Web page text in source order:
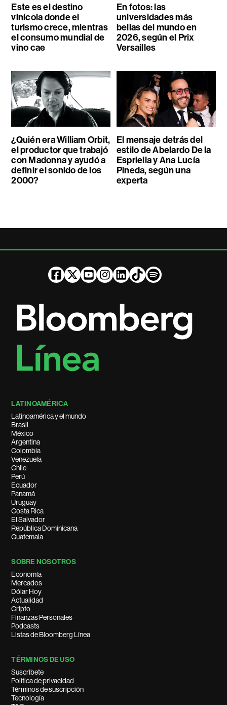
Este es el destino
vinícola donde el
turismo crece, mientras
el consumo mundial de
vino cae
En fotos: las
universidades más
bellas del mundo en
2026, según el Prix
Versailles
¿Quién era William Orbit,
el productor que trabajó
con Madonna y ayudó a
definir el sonido de los
2000?
El mensaje detrás del
estilo de Abelardo De la
Espriella y Ana Lucía
Pineda, según una
experta
LATINOAMÉRICA
Latinoamérica y el mundo
Brasil
México
Argentina
Colombia
Venezuela
Chile
Perú
Ecuador
Panamá
Uruguay
Costa Rica
El Salvador
República Dominicana
Guatemala
SOBRE NOSOTROS
Economía
Mercados
Dólar Hoy
Actualidad
Cripto
Finanzas Personales
Podcasts
Listas de Bloomberg Línea
TÉRMINOS DE USO
Suscríbete
Política de privacidad
Términos de suscripción
Tecnología